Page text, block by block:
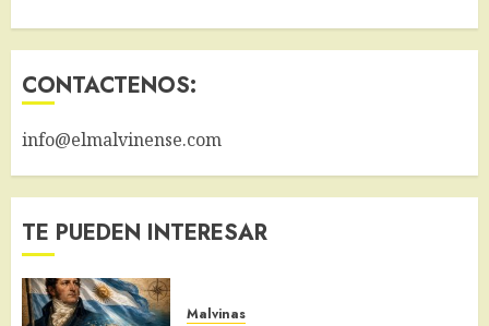
CONTACTENOS:
info@elmalvinense.com
TE PUEDEN INTERESAR
Malvinas